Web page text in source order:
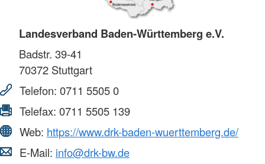
Landesverband Baden-Württemberg e.V.
Badstr. 39-41
70372 Stuttgart
Telefon: 0711 5505 0
Telefax: 0711 5505 139
Web: https://www.drk-baden-wuerttemberg.de/
E-Mail: info@drk-bw.de